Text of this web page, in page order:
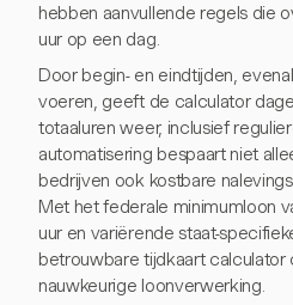
hebben aanvullende regels die
uur op een dag.
Door begin- en eindtijden,
voeren, geeft de calculator
totaaluren weer, inclusief
automatisering bespaart niet
bedrijven ook kostbare
Met het federale minimumloon
uur en variërende staat-
betrouwbare tijdkaart calculator
nauwkeurige loonverwerking.